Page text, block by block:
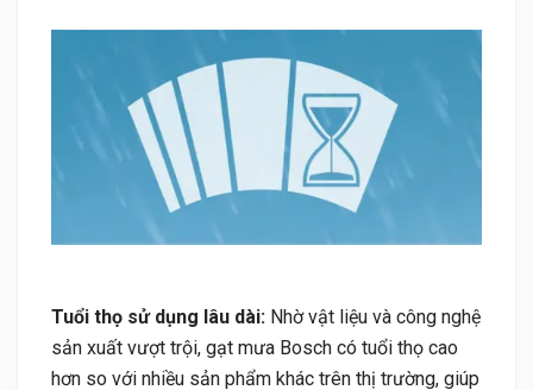
Tuổi thọ sử dụng lâu dài: Nhờ vật liệu và công nghệ
sản xuất vượt trội, gạt mưa Bosch có tuổi thọ cao
hơn so với nhiều sản phẩm khác trên thị trường, giúp